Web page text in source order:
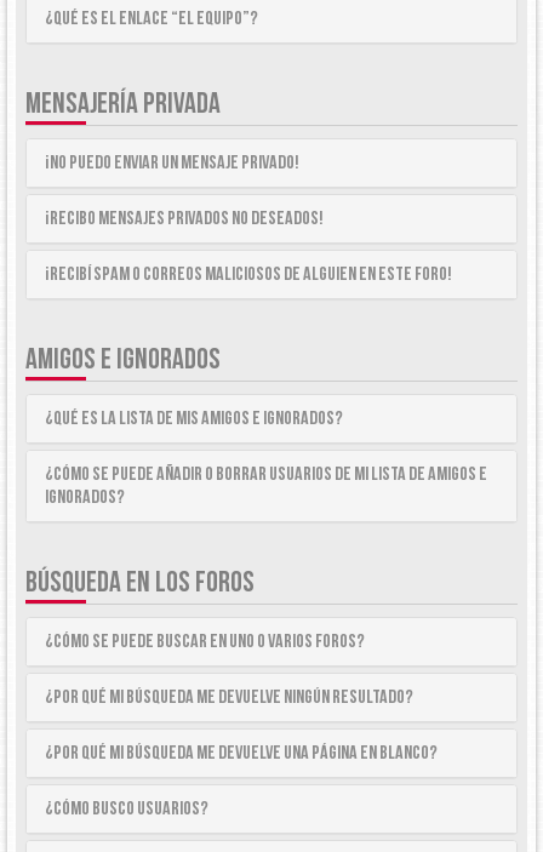
¿Qué es el enlace “El equipo”?
MENSAJERÍA PRIVADA
¡No puedo enviar un mensaje privado!
¡Recibo mensajes privados no deseados!
¡Recibí spam o correos maliciosos de alguien en este foro!
AMIGOS E IGNORADOS
¿Qué es la lista de Mis Amigos e Ignorados?
¿Cómo se puede añadir o borrar usuarios de mi lista de Amigos e
Ignorados?
BÚSQUEDA EN LOS FOROS
¿Cómo se puede buscar en uno o varios foros?
¿Por qué mi búsqueda me devuelve ningún resultado?
¿Por qué mi búsqueda me devuelve una página en blanco?
¿Cómo busco usuarios?